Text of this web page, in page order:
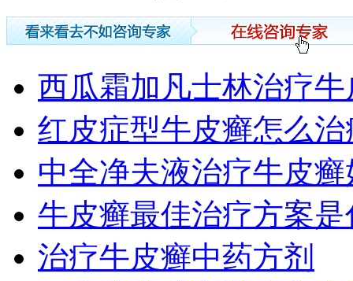
西瓜霜加凡士林治疗
红皮症型牛皮癣怎么
中全净夫液治疗牛皮癣
牛皮癣最佳治疗方案是
治疗牛皮癣中药方剂